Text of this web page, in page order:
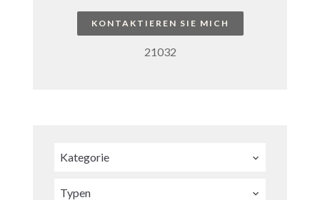
KONTAKTIEREN SIE MICH
21032
Kategorie
Typen